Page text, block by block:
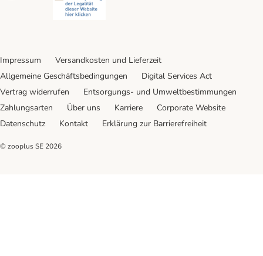
Impressum
Versandkosten und Lieferzeit
Allgemeine Geschäftsbedingungen
Digital Services Act
Vertrag widerrufen
Entsorgungs- und Umweltbestimmungen
Zahlungsarten
Über uns Karriere
Corporate Website
Datenschutz
Kontakt Erklärung zur Barrierefreiheit
© zooplus SE 2026